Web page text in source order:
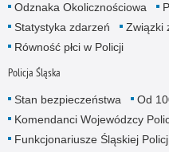
Odznaka Okolicznościowa
Statystyka zdarzeń
Związki
Równość płci w Policji
Policja Śląska
Stan bezpieczeństwa
Od
Komendanci Wojewódzcy
Funkcjonariusze Śląskiej